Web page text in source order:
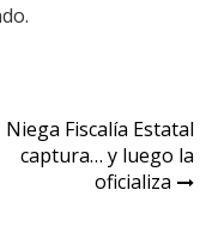
Niega Fiscalía Estatal
captura… y luego la
oficializa